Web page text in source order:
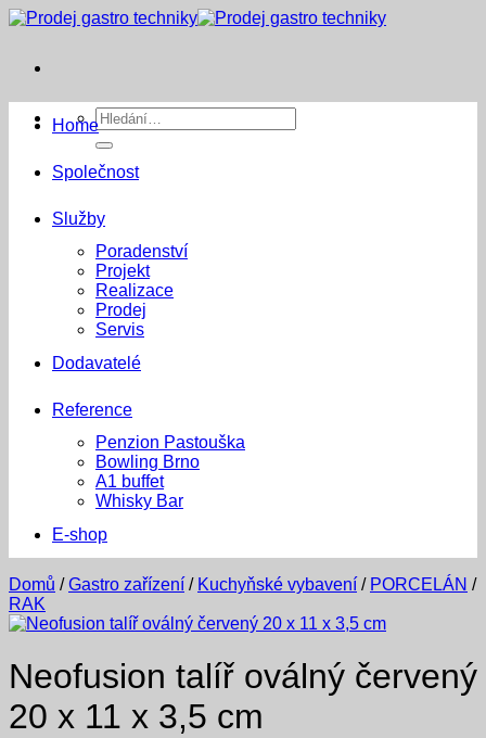
Přeskočit
Hledat:
Home
Společnost
Služby
Poradenství
Projekt
Realizace
Prodej
Servis
Dodavatelé
Reference
Penzion Pastouška
Bowling Brno
A1 buffet
Whisky Bar
E-shop
Domů / Gastro zařízení / Kuchyňské vybavení / PORCELÁN /
RAK
Neofusion talíř oválný červený
20 x 11 x 3,5 cm